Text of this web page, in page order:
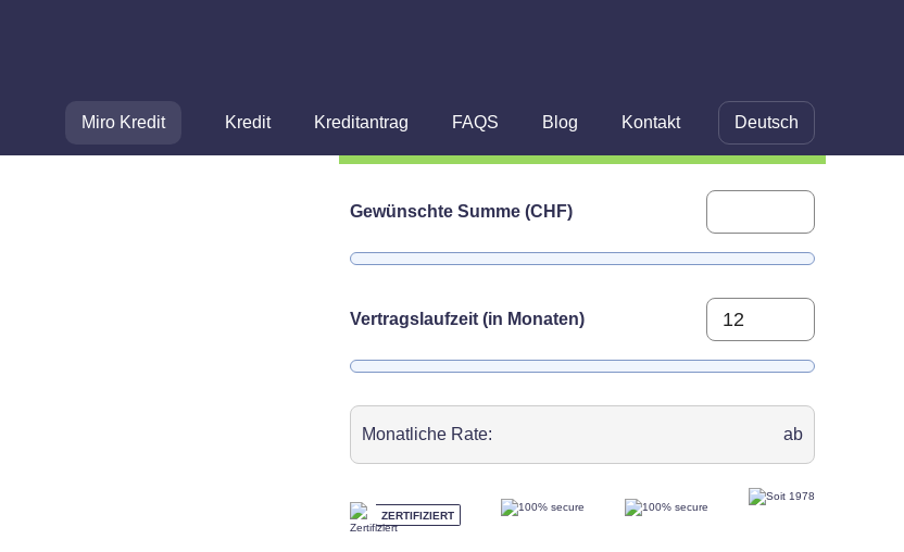
Miro Kredit Kredit Kreditantrag FAQS Blog Kontakt
Deutsch
Gewünschte Summe (CHF)
Vertragslaufzeit (in Monaten)
Monatliche Rate: ab
ZERTIFIZIERT